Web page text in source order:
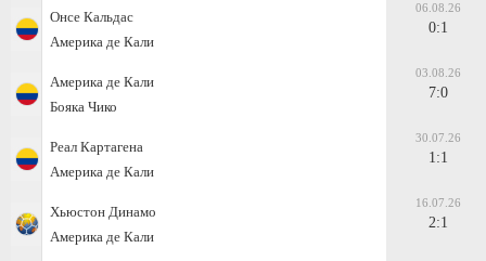
Онсе Кальдас
Америка де Кали
06.08.26
0:1
Америка де Кали
Бояка Чико
03.08.26
7:0
Реал Картагена
Америка де Кали
30.07.26
1:1
Хьюстон Динамо
Америка де Кали
16.07.26
2:1